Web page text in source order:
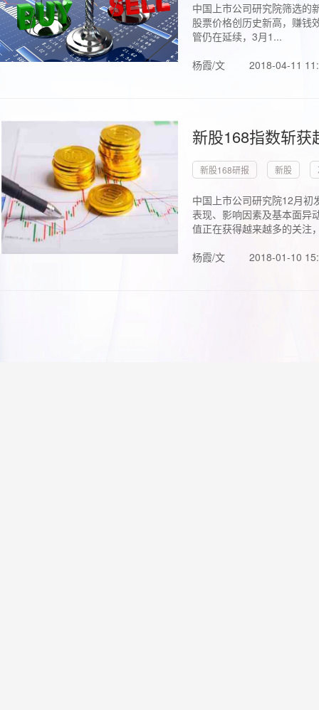
中国上市公司研究院筛选的
股票价格创历史新高，赚钱
管仍在延续，3月1...
杨霞/文
2018-04-11
新股168指数斩
新股168研报 新股
中国上市公司研究院12月初
表现、影响因素及基本面异
值正在获得越来越多的关注
杨霞/文
2018-01-10